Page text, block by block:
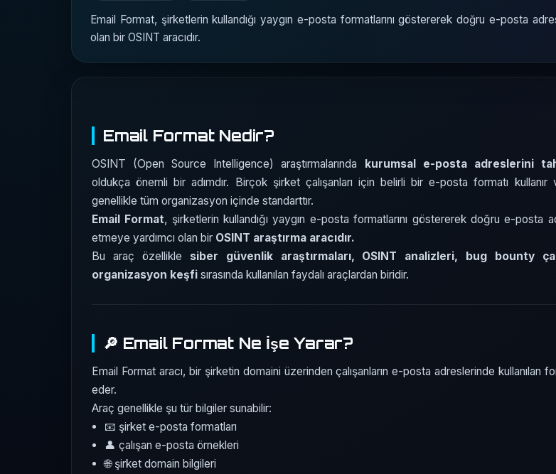
Email Format, şirketlerin kullandığı yaygın e-posta formatlarını göstererek doğru e-posta
olan bir OSINT aracıdır.
Email Format Nedir?
OSINT (Open Source Intelligence) araştırmalarında kurumsal e-posta adreslerini
oldukça önemli bir adımdır. Birçok şirket çalışanları için belirli bir e-posta formatı
genellikle tüm organizasyon içinde standarttır.
Email Format, şirketlerin kullandığı yaygın e-posta formatlarını göstererek doğru e-posta
etmeye yardımcı olan bir OSINT araştırma aracıdır.
Bu araç özellikle siber güvenlik araştırmaları, OSINT analizleri, bug bounty
organizasyon keşfi sırasında kullanılan faydalı araçlardan biridir.
🔎 Email Format Ne İşe Yarar?
Email Format aracı, bir şirketin domaini üzerinden çalışanların e-posta adreslerinde kullanılan
eder.
Araç genellikle şu tür bilgiler sunabilir:
📧 şirket e-posta formatları
👤 çalışan e-posta örnekleri
🌐 şirket domain bilgileri